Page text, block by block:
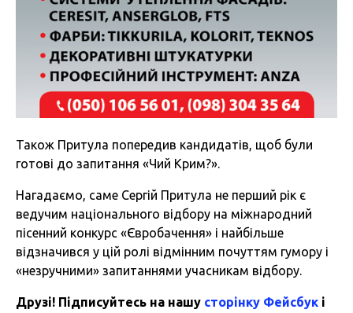
Також Притула попередив кандидатів, щоб були
готові до запитання «Чий Крим?».
Нагадаємо, саме Сергій Притула не перший рік є
ведучим національного відбору на міжнародний
пісенний конкурс «Євробачення» і найбільше
відзначився у цій ролі відмінним почуттям гумору і
«незручними» запитаннями учасникам відбору.
Друзі! Підписуйтесь на нашу сторінку Фейсбук і